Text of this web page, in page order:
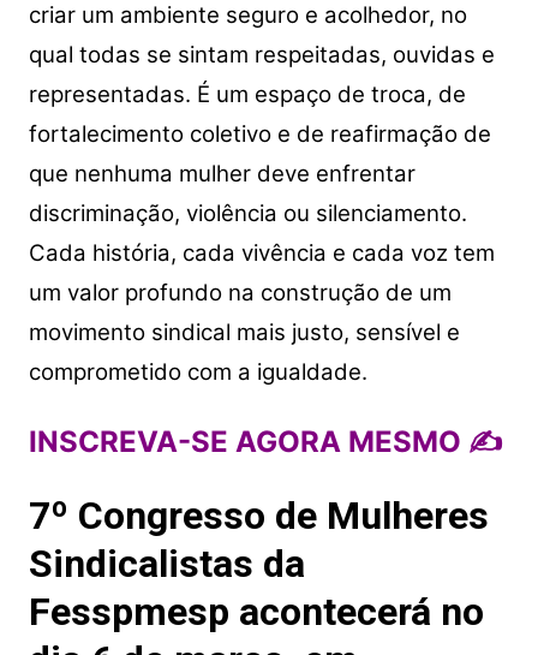
criar um ambiente seguro e acolhedor, no
qual todas se sintam respeitadas, ouvidas e
representadas. É um espaço de troca, de
fortalecimento coletivo e de reafirmação de
que nenhuma mulher deve enfrentar
discriminação, violência ou silenciamento.
Cada história, cada vivência e cada voz tem
um valor profundo na construção de um
movimento sindical mais justo, sensível e
comprometido com a igualdade.
INSCREVA-SE AGORA MESMO ✍